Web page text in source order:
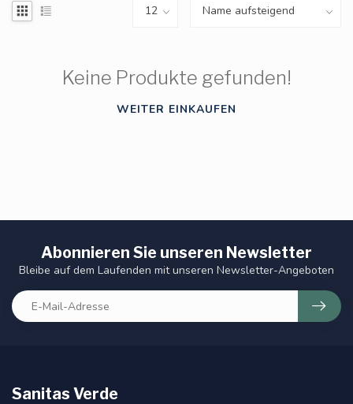
Keine Produkte gefunden!
WEITER EINKAUFEN
Abonnieren Sie unseren Newsletter
Bleibe auf dem Laufenden mit unseren Newsletter-Angeboten
Sanitas Verde